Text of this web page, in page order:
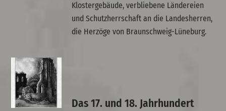
Klostergebäude, verbliebene Ländereien
und Schutzherrschaft an die Landesherren,
die Herzöge von Braunschweig-Lüneburg.
Das 17. und 18. Jahrhundert